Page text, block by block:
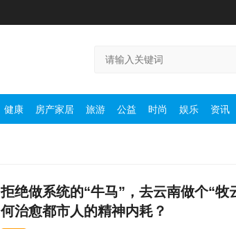
健康 房产家居 旅游 公益 时尚 娱乐 资讯
拒绝做系统的“牛马”，去云南做个“牧
何治愈都市人的精神内耗？